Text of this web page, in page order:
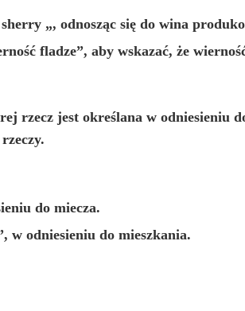
sherry„, odnosząc się do wina
fladze”, aby wskazać, że
rzecz jest określana w odniesieniu
do miecza.
w odniesieniu do mieszkania.